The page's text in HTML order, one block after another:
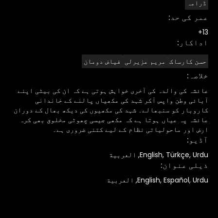
ڈرامہ
عمر کی حد:
13+
اداکار :
حسن کارساک مریم عزیرلی فیاض دومان
خلاصہ :
عائشہ کی والدہ کی آخری خواہش ہوتی ہے کہ ان کی بیٹی اپنے
آبائی وطن واپس آکر شہد کی مکھیاں پالنے کے خاندانی
کاروبار کو سنبھالے۔ شہد کی مکھیوں کی دیکھ بھال کے دوران
عائشہ پہ عیاں ہوتا ہے کہ مکھی جیسی چھوٹی مخلوق بھی کرہ
ارض اور ماحولیاتی نظام کے لیے کتنی ضروری ہے۔
آڈیو:
English, Türkçe, Urdu, العربية
ذیلی عنوان:
English, Español, Urdu, العربية